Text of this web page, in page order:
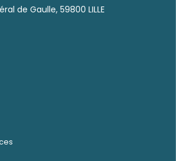
de Gaulle, 59800 LILLE